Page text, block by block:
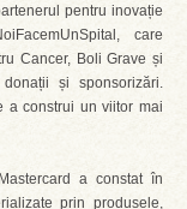
pentru inovație
care
Cancer, Boli Grave și
și sponsorizări.
a construi un viitor mai
a constat în
prin produsele,